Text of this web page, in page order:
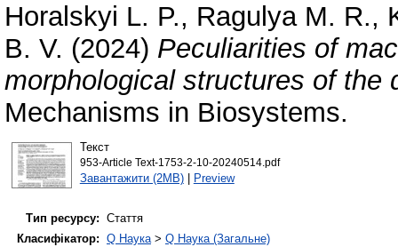
Horalskyi L. P., Ragulya M. R.,
B. V. (2024) Peculiarities of
morphological structures of the
Mechanisms in Biosystems.
Текст
953-Article Text-1753-2-10-20240514.pdf
Завантажити (2MB)| Preview
Тип ресурсу: Стаття
Класифікатор: Q Наука> Q Наука (Загальне)